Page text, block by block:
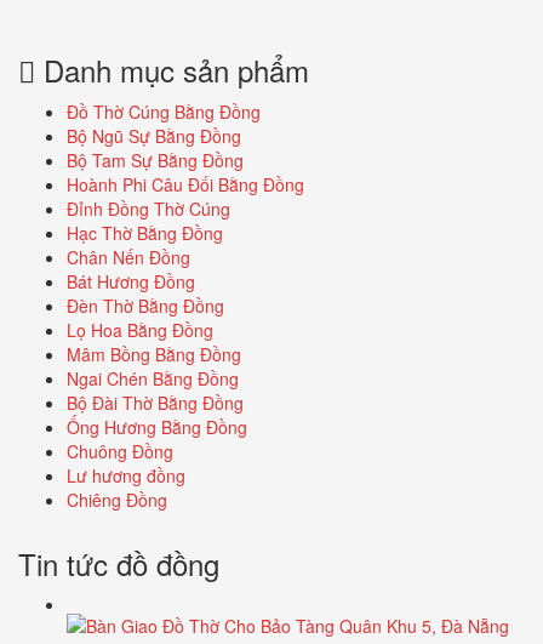
Danh mục sản phẩm
Đồ Thờ Cúng Bằng Đồng
Bộ Ngũ Sự Bằng Đồng
Bộ Tam Sự Bằng Đồng
Hoành Phi Câu Đối Bằng Đồng
Đỉnh Đồng Thờ Cúng
Hạc Thờ Bằng Đồng
Chân Nến Đồng
Bát Hương Đồng
Đèn Thờ Bằng Đồng
Lọ Hoa Bằng Đồng
Mâm Bồng Bằng Đồng
Ngai Chén Bằng Đồng
Bộ Đài Thờ Bằng Đồng
Ống Hương Bằng Đồng
Chuông Đồng
Lư hương đồng
Chiêng Đồng
Tin tức đồ đồng